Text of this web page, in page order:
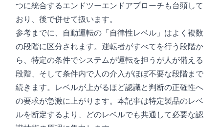
つに統合するエンドツーエンドアプローチも台頭して
おり、後で併せて扱います。
参考までに、自動運転の「自律性レベル」はよく複数
の段階に区分されます。運転者がすべてを行う段階か
ら、特定の条件でシステムが運転を担うが人が備える
段階、そして条件内で人の介入がほぼ不要な段階まで
続きます。レベルが上がるほど認識と判断の正確性へ
の要求が急激に上がります。本記事は特定製品のレベ
ルを断定するより、どのレベルでも共通して必要な認